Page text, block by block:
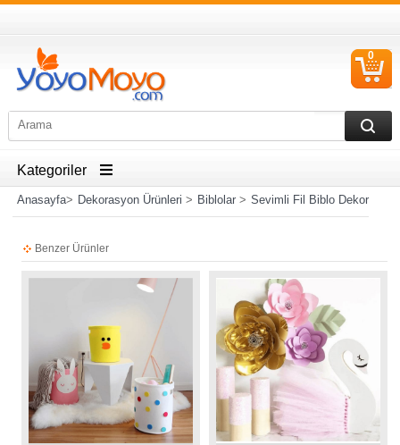
0
Kategoriler
Anasayfa> Dekorasyon Ürünleri > Biblolar> Sevimli Fil Biblo Dekor
Benzer Ürünler